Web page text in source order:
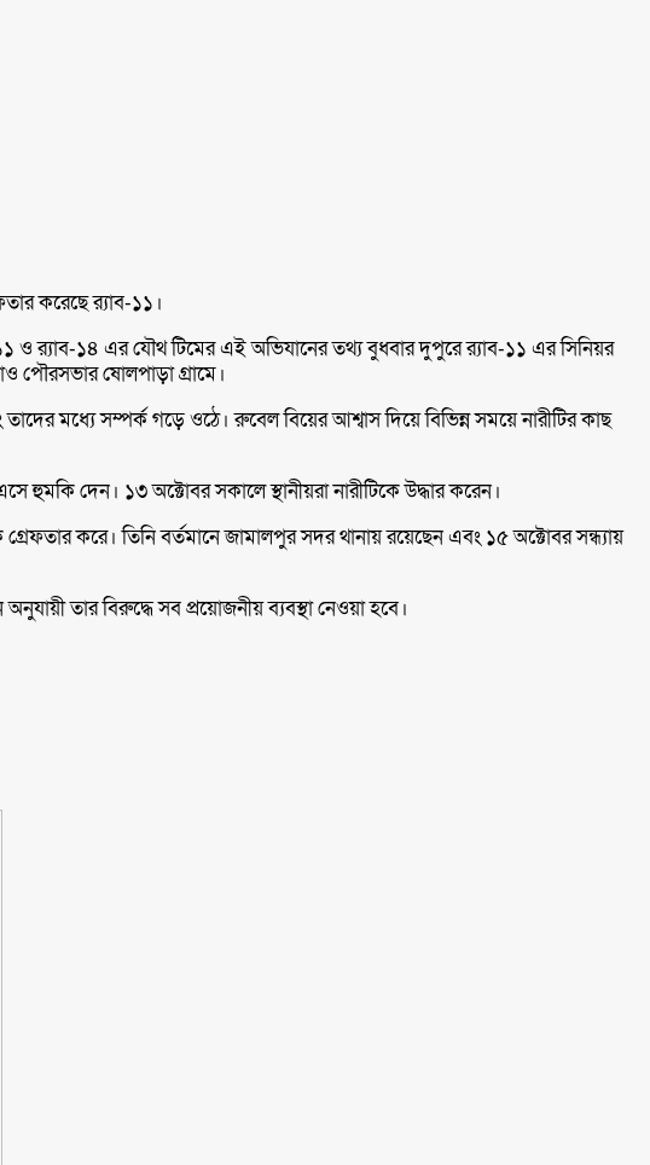
করেছে র‍্যাব-১১।
ও র‍্যাব-১৪ এর যৌথ টিমের এই অভিযানের তথ্য বুধবার দুপুরে র‍্যাব-১১ এর সিনিয়র
পৌরসভার ষোলপাড়া গ্রামে।
মধ্যে সম্পর্ক গড়ে ওঠে। রুবেল বিয়ের আশ্বাস দিয়ে বিভিন্ন সময়ে নারীটির কাছ
দেন। ১৩ অক্টোবর সকালে স্থানীয়রা নারীটিকে উদ্ধার করেন।
করে। তিনি বর্তমানে জামালপুর সদর থানায় রয়েছেন এবং ১৫ অক্টোবর সন্ধ্যায়
তার বিরুদ্ধে সব প্রয়োজনীয় ব্যবস্থা নেওয়া হবে।